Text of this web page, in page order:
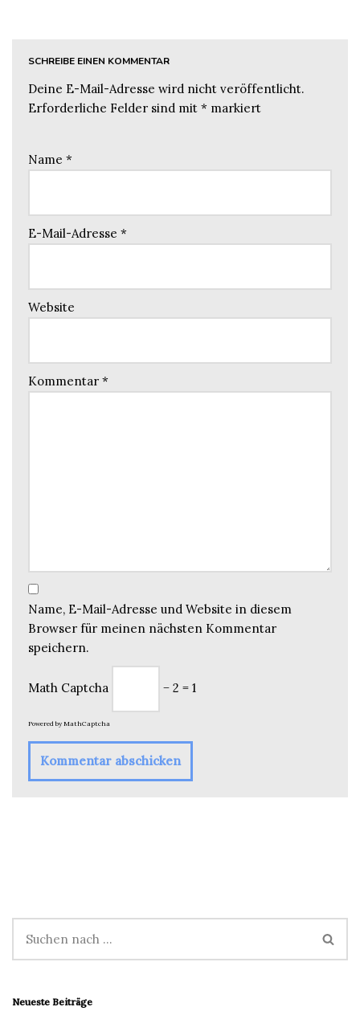
SCHREIBE EINEN KOMMENTAR
Deine E-Mail-Adresse wird nicht veröffentlicht.
Erforderliche Felder sind mit * markiert
Name *
E-Mail-Adresse *
Website
Kommentar *
Name, E-Mail-Adresse und Website in diesem
Browser für meinen nächsten Kommentar
speichern.
Math Captcha − 2 = 1
Powered by MathCaptcha
Neueste Beiträge